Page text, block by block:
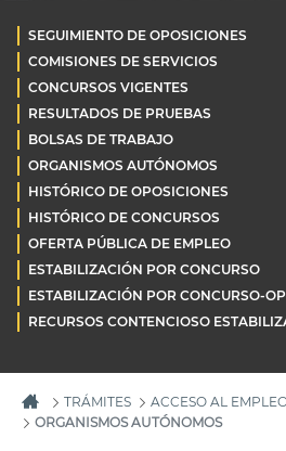
SEGUIMIENTO DE OPOSICIONES
COMISIONES DE SERVICIOS
CONCURSOS VIGENTES
RESULTADOS DE PRUEBAS
BOLSAS DE TRABAJO
ORGANISMOS AUTÓNOMOS
HISTÓRICO DE OPOSICIONES
HISTÓRICO DE CONCURSOS
OFERTA PÚBLICA DE EMPLEO
ESTABILIZACIÓN POR CONCURSO
ESTABILIZACIÓN POR CONCURSO-
RECURSOS CONTENCIOSO
TRÁMITES
ACCESO AL
ORGANISMOS AUTÓNOMOS